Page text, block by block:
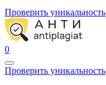
Проверить уникальность
0
Проверить уникальность